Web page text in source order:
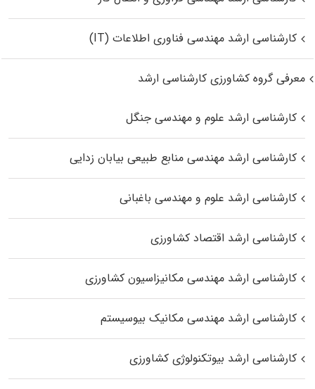
کارشناسی ارشد مهندسی فناوری اطلاعات (IT)
معرفی گروه کشاورزی کارشناسی ارشد
کارشناسی ارشد علوم و مهندسی جنگل
کارشناسی ارشد مهندسی منابع طبیعی بیابان زدایی
کارشناسی ارشد علوم و مهندسی باغبانی
کارشناسی ارشد اقتصاد کشاورزی
کارشناسی ارشد مهندسی مکانیزاسیون کشاورزی
کارشناسی ارشد مهندسی مکانیک بیوسیستم
کارشناسی ارشد بیوتکنولوژی کشاورزی